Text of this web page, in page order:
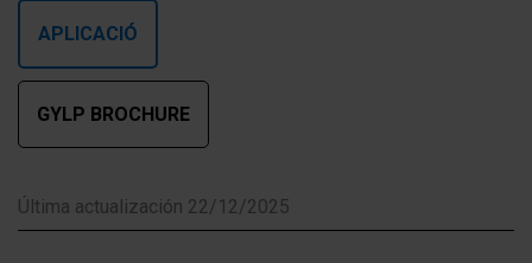
APLICACIÓ
GYLP BROCHURE
Última actualización 22/12/2025